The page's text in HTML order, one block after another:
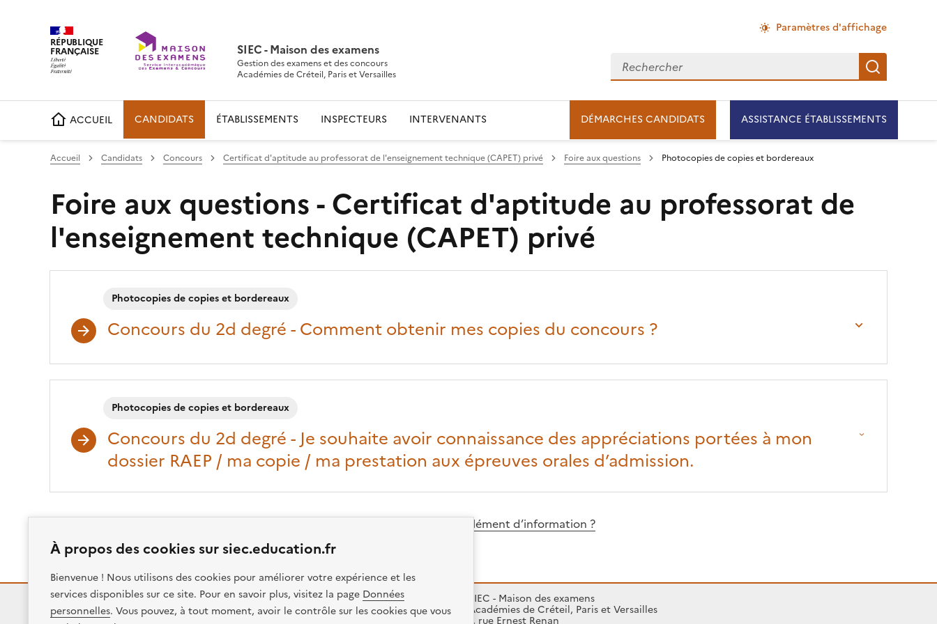
À propos des cookies sur siec.education.fr
Bienvenue ! Nous utilisons des cookies pour améliorer votre expérience et les
services disponibles sur ce site. Pour en savoir plus, visitez la page Données
personnelles. Vous pouvez, à tout moment, avoir le contrôle sur les cookies que vous
RÉPUBLIQUE
FRANÇAISE SIEC - Maison des examens
Gestion des examens et des concours
Académies de Créteil, Paris et Versailles
Paramètres d'affichage
Rechercher
ACCUEIL CANDIDATS ÉTABLISSEMENTS INSPECTEURS INTERVENANTS DÉMARCHES CANDIDATS ASSISTANCE ÉTABLISSEMENTS
Accueil Candidats Concours Certificat d'aptitude au professorat de l'enseignement technique (CAPET) privé Foire aux questions Photocopies de copies et bordereaux
Foire aux questions - Certificat d'aptitude au professorat de
l'enseignement technique (CAPET) privé
Photocopies de copies et bordereaux
Concours du 2d degré - Comment obtenir mes copies du concours ?
Photocopies de copies et bordereaux
Concours du 2d degré - Je souhaite avoir connaissance des appréciations portées à mon
dossier RAEP / ma copie / ma prestation aux épreuves orales d’admission.
La réponse ne correspond pas à votre question ou vous avez besoin d’un complément d’information ?
RÉPUBLIQUE
SIEC - Maison des examens
Académies de Créteil, Paris et Versailles
7, rue Ernest Renan